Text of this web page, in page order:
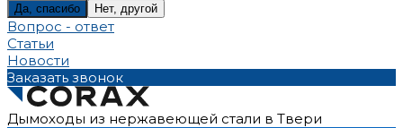
Да, спасибо Нет, другой
Вопрос - ответ
Статьи
Новости
Заказать звонок
Дымоходы из нержавеющей стали в Твери